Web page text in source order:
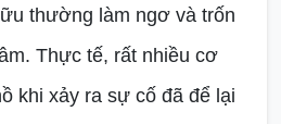
thường làm ngơ và trốn
Thực tế, rất nhiều cơ
khi xảy ra sự cố đã để lại